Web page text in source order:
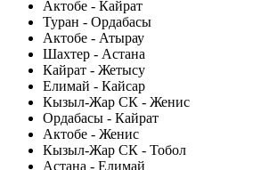
Актобе - Кайрат
Туран - Ордабасы
Актобе - Атырау
Шахтер - Астана
Кайрат - Жетысу
Елимай - Кайсар
Кызыл-Жар СК - Женис
Ордабасы - Кайрат
Актобе - Женис
Кызыл-Жар СК - Тобол
Астана - Елимай